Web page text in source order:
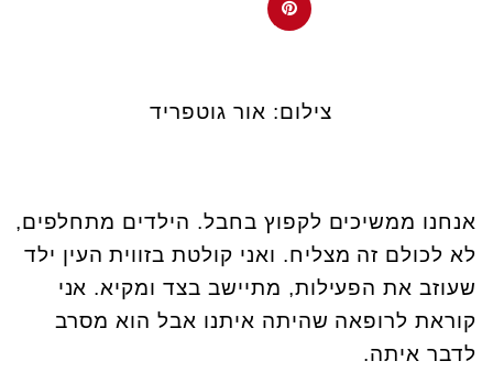
צילום: אור גוטפריד
אנחנו ממשיכים לקפוץ בחבל. הילדים מתחלפים,
לא לכולם זה מצליח. ואני קולטת בזווית העין ילד
שעוזב את הפעילות, מתיישב בצד ומקיא. אני
קוראת לרופאה שהיתה איתנו אבל הוא מסרב
לדבר איתה.